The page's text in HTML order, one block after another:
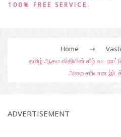
100% FREE SERVICE.
Home
தமிழ் ஆகம விதியின் கீழ் வட
அறை சரியான
ADVERTISEMENT